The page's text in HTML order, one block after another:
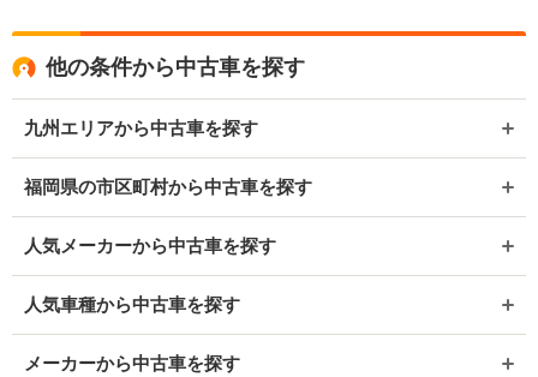
他の条件から中古車を探す
九州エリアから中古車を探す
福岡県の市区町村から中古車を探す
人気メーカーから中古車を探す
人気車種から中古車を探す
メーカーから中古車を探す